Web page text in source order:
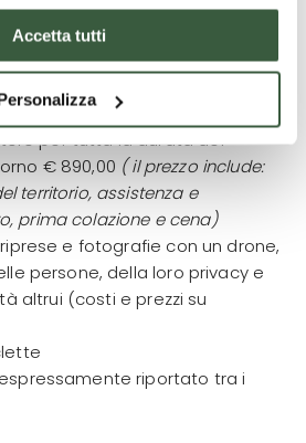
Accetta tutti
per tutta la durata del
€ 890,00 ( il prezzo include:
territorio, assistenza e
prima colazione e cena)
e fotografie con un drone,
persone, della loro privacy e
altrui (costi e prezzi su
riportato tra i